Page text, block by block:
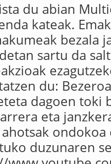
du abian
kateak.
bezala
sartu da
du:
dagoen toki
eta
ondokoa
duzunaren